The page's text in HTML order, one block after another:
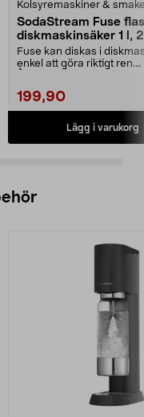
Kolsyremaskiner &
SodaStream Fuse
diskmaskinsäker 1 l,
Fuse kan diskas i
enkel att göra riktigt ren.
199,90
Lägg i varukorg